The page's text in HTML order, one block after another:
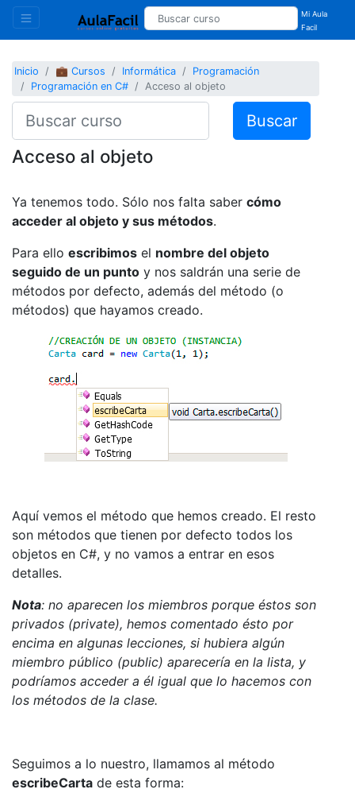
Mi Aula
Facil
Inicio 💼 Cursos Informática
Programación
Programación en C#
Acceso al objeto
Buscar
Acceso al objeto
Ya tenemos todo. Sólo nos falta saber cómo
acceder al objeto y sus métodos.
Para ello escribimos el nombre del objeto
seguido de un punto y nos saldrán una serie de
métodos por defecto, además del método (o
métodos) que hayamos creado.
Aquí vemos el método que hemos creado. El resto
son métodos que tienen por defecto todos los
objetos en C#, y no vamos a entrar en esos
detalles.
Nota: no aparecen los miembros porque éstos son
privados (private), hemos comentado ésto por
encima en algunas lecciones, si hubiera algún
miembro público (public) aparecería en la lista, y
podríamos acceder a él igual que lo hacemos con
los métodos de la clase.
Seguimos a lo nuestro, llamamos al método
escribeCarta de esta forma: